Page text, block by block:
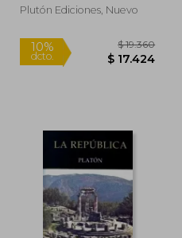
Plutón Ediciones, Nuevo
10%